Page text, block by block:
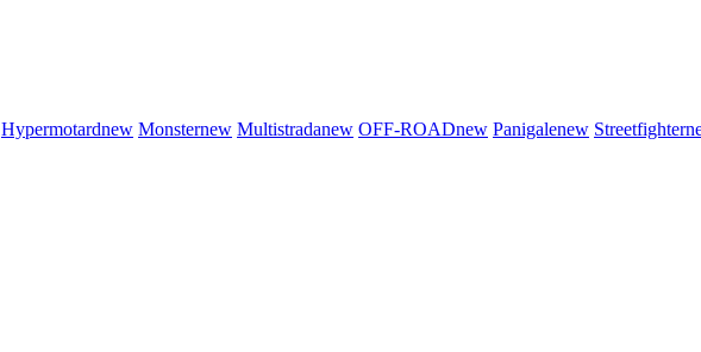
Hypermotardnew Monsternew Multistradanew OFF-ROADnew Panigalenew Streetfighter